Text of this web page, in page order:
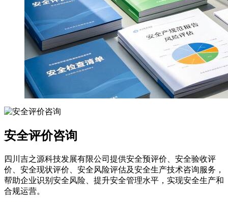
安全评价咨询
四川吉之源科技发展有限公司提供安全预评价、安全验收评
价、安全现状评价、安全风险评估及安全生产技术咨询服务，
帮助企业识别安全风险、提升安全管理水平，实现安全生产和
合规运营。